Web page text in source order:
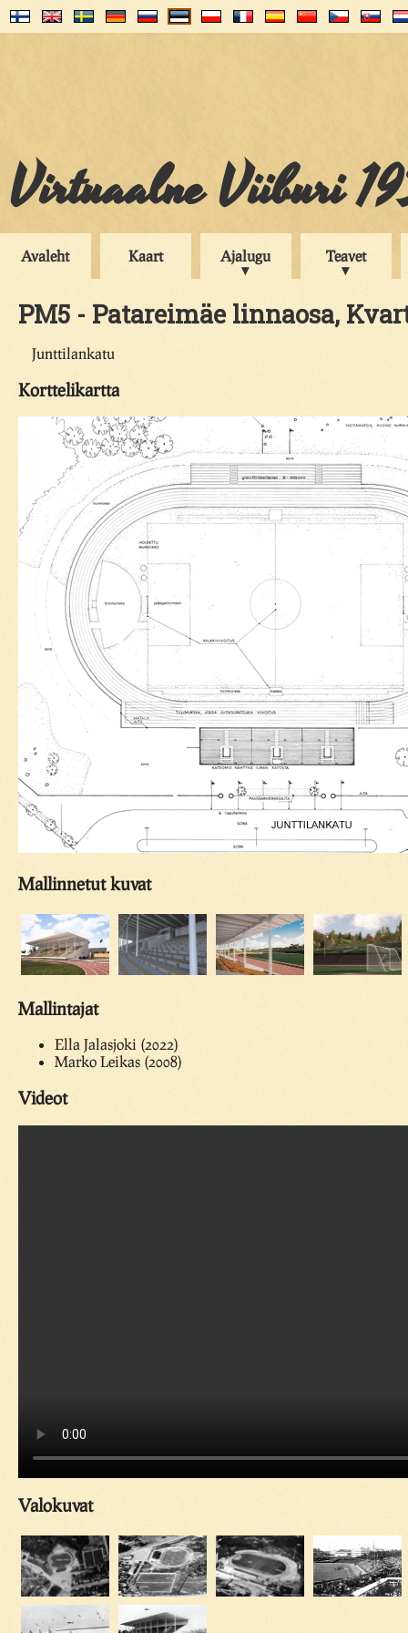
Virtuaalne Viiburi
Avaleht Kaart Ajalugu Teavet
PM5 - Patareimäe linnaosa,
Junttilankatu
Korttelikartta
Mallinnetut kuvat
Mallintajat
Ella Jalasjoki (2022)
Marko Leikas (2008)
Videot
Valokuvat